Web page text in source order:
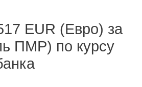
EUR (Евро) за
ПМР) по курсу